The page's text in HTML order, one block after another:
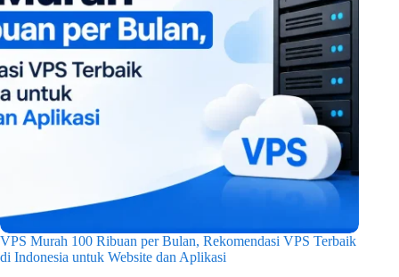
VPS Murah 100 Ribuan per Bulan, Rekomendasi VPS Terbaik
di Indonesia untuk Website dan Aplikasi